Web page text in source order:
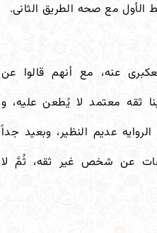
الأول مع صحه الطریق الثانی.
عنه، مع أنهم قالوا عن
ثقه معتمد لا یُطعن علیه، و
عدیم النظیر، وبعید جداً
عن شخص غیر ثقه، ثُمَّ لا